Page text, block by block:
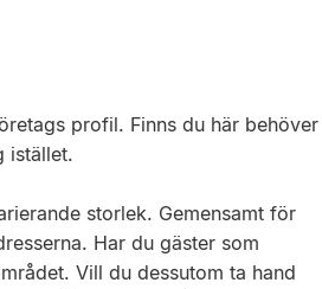
profil. Finns du här behöver
istället.
storlek. Gemensamt för
Har du gäster som
Vill du dessutom ta hand